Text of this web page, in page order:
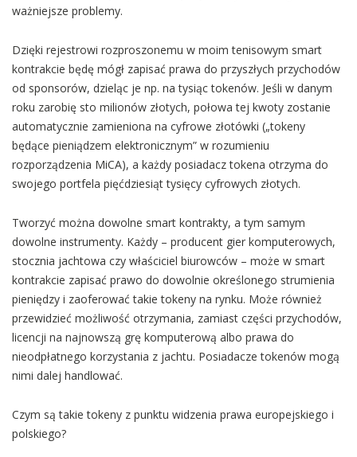
ważniejsze problemy.
Dzięki rejestrowi rozproszonemu w moim tenisowym smart
kontrakcie będę mógł zapisać prawa do przyszłych przychodów
od sponsorów, dzieląc je np. na tysiąc tokenów. Jeśli w danym
roku zarobię sto milionów złotych, połowa tej kwoty zostanie
automatycznie zamieniona na cyfrowe złotówki („tokeny
będące pieniądzem elektronicznym” w rozumieniu
rozporządzenia MiCA), a każdy posiadacz tokena otrzyma do
swojego portfela pięćdziesiąt tysięcy cyfrowych złotych.
Tworzyć można dowolne smart kontrakty, a tym samym
dowolne instrumenty. Każdy – producent gier komputerowych,
stocznia jachtowa czy właściciel biurowców – może w smart
kontrakcie zapisać prawo do dowolnie określonego strumienia
pieniędzy i zaoferować takie tokeny na rynku. Może również
przewidzieć możliwość otrzymania, zamiast części przychodów,
licencji na najnowszą grę komputerową albo prawa do
nieodpłatnego korzystania z jachtu. Posiadacze tokenów mogą
nimi dalej handlować.
Czym są takie tokeny z punktu widzenia prawa europejskiego i
polskiego?